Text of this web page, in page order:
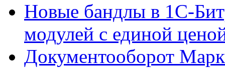
Новые бандлы в 1С-
модулей с единой
Документооборот